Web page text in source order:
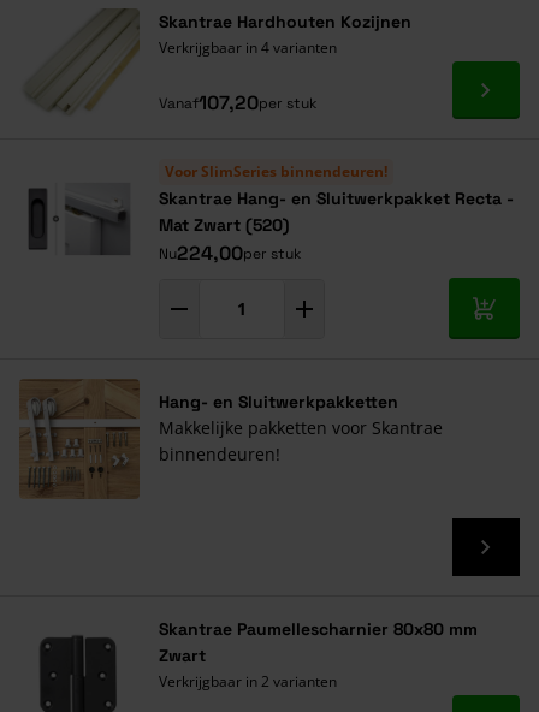
Skantrae Hardhouten Kozijnen
Verkrijgbaar in 4 varianten
Vanaf107,20per stuk Ga
Voor SlimSeries binnendeuren!
Skantrae Hang- en Sluitwerkpakket Recta -
Mat Zwart (520)
Nu224,00per stuk
In
Hang- en Sluitwerkpakketten
Makkelijke pakketten voor Skantrae
binnendeuren!
Skantrae Paumellescharnier 80x80 mm
Zwart
Verkrijgbaar in 2 varianten